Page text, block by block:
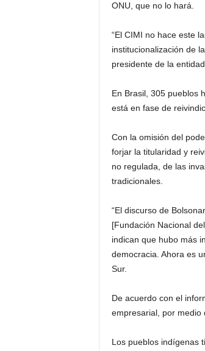
ONU, que no lo hará.
“El CIMI no hace este
institucionalización de
presidente de la entidad.
En Brasil, 305 pueblos
está en fase de
Con la omisión del
forjar la titularidad y
no regulada, de las
tradicionales.
“El discurso de
[Fundación Nacional
indican que hubo más
democracia. Ahora es
Sur.
De acuerdo con el
empresarial, por medio
Los pueblos indígenas